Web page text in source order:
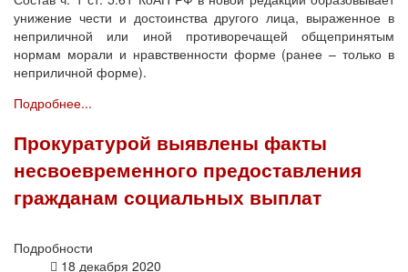
унижение чести и достоинства другого лица, выраженное в
неприличной или иной противоречащей общепринятым
нормам морали и нравственности форме (ранее – только в
неприличной форме).
Подробнее...
Прокуратурой выявлены факты
несвоевременного предоставления
гражданам социальных выплат
Подробности
18 декабря 2020